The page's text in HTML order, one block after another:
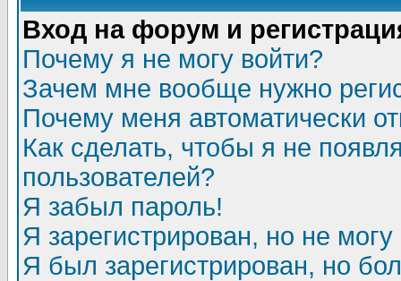
Вход на форум и
Почему я не могу войти?
Зачем мне вообще нужно
Почему меня автоматически
Как сделать, чтобы я не
пользователей?
Я забыл пароль!
Я зарегистрирован, но не могу
Я был зарегистрирован, но